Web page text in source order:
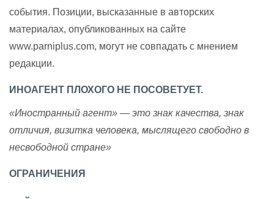
события. Позиции, высказанные в авторских
материалах, опубликованных на сайте
www.parniplus.com, могут не совпадать с мнением
редакции.
ИНОАГЕНТ ПЛОХОГО НЕ ПОСОВЕТУЕТ.
«Иностранный агент» — это знак качества, знак
отличия, визитка человека, мыслящего свободно в
несвободной стране»
ОГРАНИЧЕНИЯ